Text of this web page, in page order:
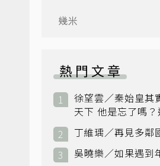
幾米
熱門文章
徐望雲／秦始皇其
天下 他是忘了嗎？
小國：衛國
丁維瑀／再見多鄰
吳曉樂／如果遇到